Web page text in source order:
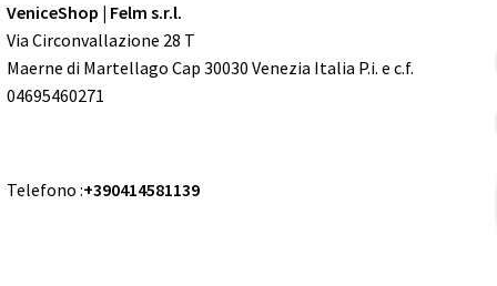
VeniceShop | Felm s.r.l.
Via Circonvallazione 28 T
Maerne di Martellago Cap 30030 Venezia Italia P.i. e c.f.
04695460271
Telefono :+390414581139